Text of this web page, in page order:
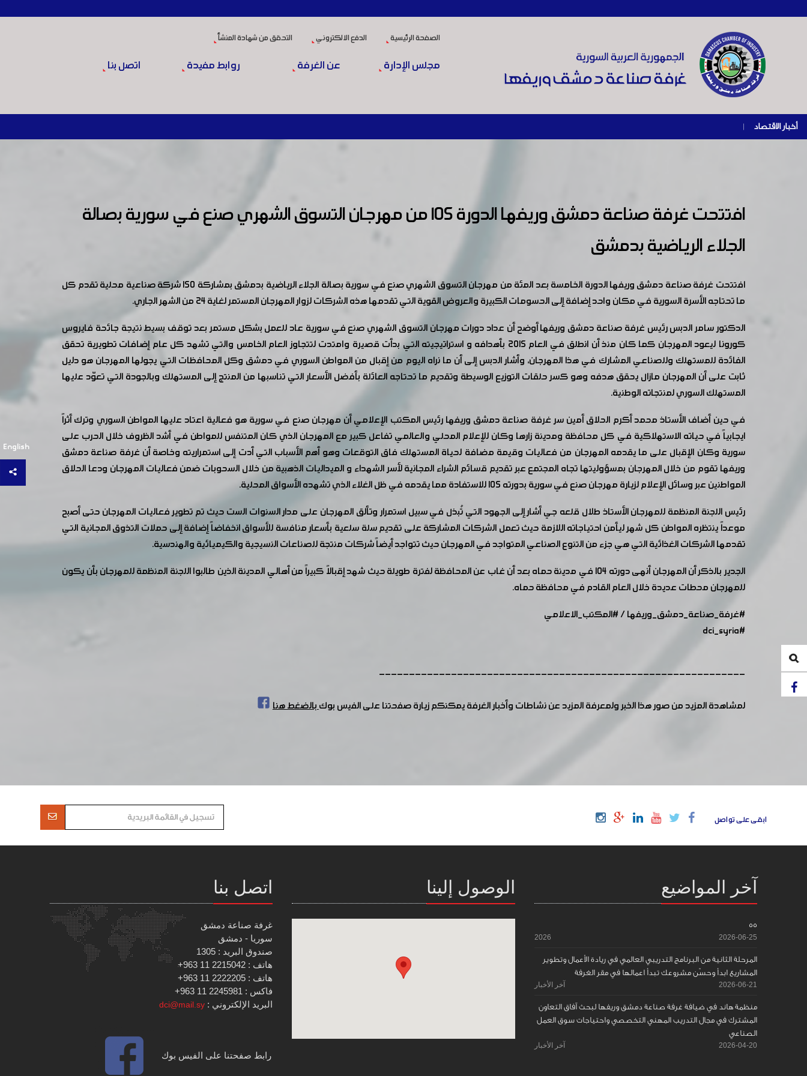
الصفحة الرئيسية الدفع الالكتروني التحقق من شهادة المنشأ
مجلس الإدارة عن الغرفة روابط مفيدة اتصل بنا
أخبار الاقتصاد |
English
افتتحت غرفة صناعة دمشق وريفها الدورة 105 من مهرجان التسوق الشهري صنع في سورية بصالة
الجلاء الرياضية بدمشق
افتتحت غرفة صناعة دمشق وريفها الدورة الخامسة بعد المئة من مهرجان التسوق الشهري صنع في سورية بصالة الجلاء الرياضية بدمشق بمشاركة 150 شركة صناعية محلية تقدم كل
ما تحتاجه الأسرة السورية في مكان واحد إضافة إلى الحسومات الكبيرة والعروض القوية التي تقدمها هذه الشركات لزوار المهرجان المستمر لغاية 24 من الشهر الجاري.
الدكتور سامر الدبس رئيس غرفة صناعة دمشق وريفها أوضح أن عداد دورات مهرجان التسوق الشهري صنع في سورية عاد للعمل بشكل مستمر بعد توقف بسيط نتيجة جائحة فايروس
كورونا ليعود المهرجان كما كان منذ أن انطلق في العام 2015 بأهدافه و استراتيجيته التي بدأت قصيرة وامتدت لتتجاوز العام الخامس والتي تشهد كل عام إضافات تطويرية تحقق
الفائدة للمستهلك وللصناعي المشارك في هذا المهرجان، وأشار الدبس إلى أن ما نراه اليوم من إقبال من المواطن السوري في دمشق وكل المحافظات التي يجولها المهرجان هو دليل
ثابت على أن المهرجان مازال يحقق هدفه وهو كسر حلقات التوزيع الوسيطة وتقديم ما تحتاجه العائلة بأفضل الأسعار التي تناسبها من المنتج إلى المستهلك وبالجودة التي تعوّد عليها
المستهلك السوري لمنتجاته الوطنية.
في حين أضاف الأستاذ محمد أكرم الحلاق أمين سر غرفة صناعة دمشق وريفها رئيس المكتب الإعلامي أن مهرجان صنع في سورية هو فعالية اعتاد عليها المواطن السوري وترك أثراً
ايجابياً في حياته الاستهلاكية في كل محافظة ومدينة زارها وكان للإعلام المحلي والعالمي تفاعل كبير مع المهرجان الذي كان المتنفس للمواطن في أشد الظروف خلال الحرب على
سورية وكان الإقبال على ما يقدمه المهرجان من فعاليات وقيمة مضافة لحياة المستهلك فاق التوقعات وهو أهم الأسباب التي أدت إلى استمراريته وخاصة أن غرفة صناعة دمشق
وريفها تقوم من خلال المهرجان بمسؤوليتها تجاه المجتمع عبر تقديم قسائم الشراء المجانية لأسر الشهداء و الميداليات الذهبية من خلال السحوبات ضمن فعاليات المهرجان ودعا الحلاق
المواطنين عبر وسائل الإعلام لزيارة مهرجان صنع في سورية بدورته 105 للاستفادة مما يقدمه في ظل الغلاء الذي تشهده الأسواق المحلية.
رئيس اللجنة المنظمة للمهرجان الأستاذ طلال قلعه جي أشار إلى الجهود التي تُبذل في سبيل استمرار وتألق المهرجان على مدار السنوات الست حيث تم تطوير فعاليات المهرجان حتى أصبح
موعداً ينتظره المواطن كل شهر ليأمن احتياجاته اللازمة حيث تعمل الشركات المشاركة على تقديم سلة سلعية بأسعار منافسة للأسواق انخفاضاً إضافة إلى حملات التذوق المجانية التي
تقدمها الشركات الغذائية التي هي جزء من التنوع الصناعي المتواجد في المهرجان حيث تتواجد أيضاً شركات منتجة للصناعات النسيجية والكيميائية والهندسية.
الجدير بالذكر أن المهرجان أنهى دورته 104 في مدينة حماه بعد أن غاب عن المحافظة لفترة طويلة حيث شهد إقبالاً كبيراً من أهالي المدينة الذين طالبوا اللجنة المنظمة للمهرجان بأن يكون
للمهرجان محطات عديدة خلال العام القادم في محافظة حماه.
#غرفة_صناعة_دمشق_وريفها/#المكتب_الاعلامي
#dci_syria
-------------------------------------------------------------
لمشاهدة المزيد من صور هذا الخبر ولمعرفة المزيد عن نشاطات وأخبار الغرفة يمكنكم زيارة صفحتنا على الفيس بوكبالضغط هنا
ابقى على تواصل
آخر المواضيع
55
2026-06-25
2026
المرحلة الثانية من البرنامج التدريبي العالمي في ريادة الأعمال وتطوير
المشاريع ابدأ وحسّن مشروعك تبدأ اعمالها في مقر الغرفة
2026-06-21 آخر الأخبار
منظمة هاند في ضيافة غرفة صناعة دمشق وريفها لبحث آفاق التعاون
المشترك في مجال التدريب المهني التخصصي واحتياجات سوق العمل
الصناعي
2026-04-20 آخر الأخبار
الوصول إلينا اتصل بنا
غرفة صناعة دمشق
سوريا - دمشق
صندوق البريد : 1305
هاتف : 2215042 11 963+
هاتف : 2222205 11 963+
فاكس : 2245981 11 963+
البريد الإلكتروني : dci@mail.sy
رابط صفحتنا على الفيس بوك